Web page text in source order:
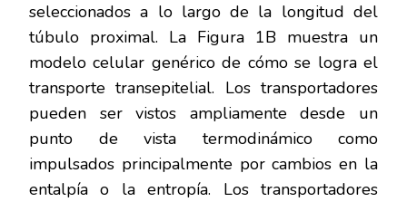
seleccionados a lo largo de la longitud del
túbulo proximal. La Figura 1B muestra un
modelo celular genérico de cómo se logra el
transporte transepitelial. Los transportadores
pueden ser vistos ampliamente desde un
punto de vista termodinámico como
impulsados principalmente por cambios en la
entalpía o la entropía. Los transportadores